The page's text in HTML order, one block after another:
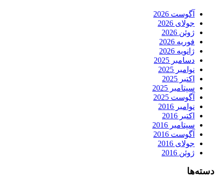
آگوست 2026
جولای 2026
ژوئن 2026
فوریه 2026
ژانویه 2026
دسامبر 2025
نوامبر 2025
اکتبر 2025
سپتامبر 2025
آگوست 2025
نوامبر 2016
اکتبر 2016
سپتامبر 2016
آگوست 2016
جولای 2016
ژوئن 2016
دسته‌ها